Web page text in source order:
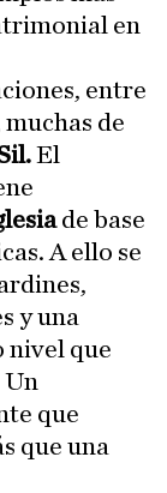
en
entre
de
El
de base
A ello se
y una
nivel que
que
que una